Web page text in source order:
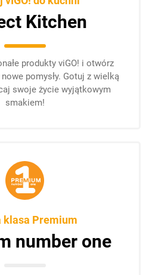
Kitchen
produkty viGO! i otwórz
pomysły. Gotuj z wielką
swoje życie wyjątkowym
smakiem!
klasa Premium
number one